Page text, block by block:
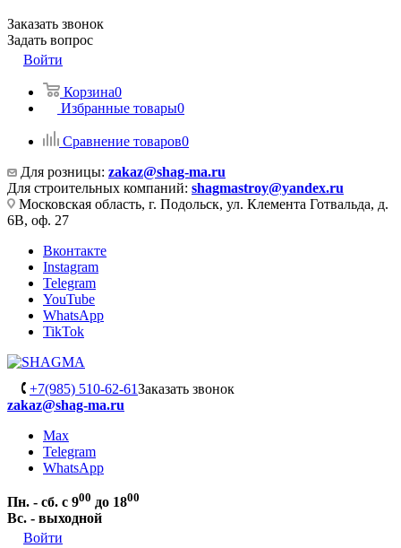
Заказать звонок
Задать вопрос
Войти
Корзина0
Избранные товары0
Сравнение товаров0
Для розницы: zakaz@shag-ma.ru
Для строительных компаний: shagmastroy@yandex.ru
Московская область, г. Подольск, ул. Клемента Готвальда, д.
6В, оф. 27
Вконтакте
Instagram
Telegram
YouTube
WhatsApp
TikTok
+7(985) 510-62-61Заказать звонок
zakaz@shag-ma.ru
Max
Telegram
WhatsApp
Пн. - сб. с 900 до 1800
Вс. - выходной
Войти